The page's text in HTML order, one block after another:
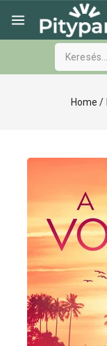
Home /